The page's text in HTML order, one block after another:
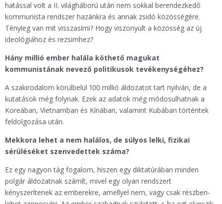
hatással volt a II. világháború után nem sokkal berendezkedő
kommunista rendszer hazánkra és annak zsidó közösségére.
Tényleg van mit visszasírni? Hogy viszonyult a közösség az új
ideológiához és rezsimhez?
Hány millió ember halála köthető magukat
kommunistának nevező politikusok tevékenységéhez?
A szakirodalom körülbelül 100 millió áldozatot tart nyilván, de a
kutatások még folynak. Ezek az adatok még módosulhatnak a
Koreában, Vietnamban és Kínában, valamint Kubában történtek
feldolgozása után.
Mekkora lehet a nem halálos, de súlyos lelki, fizikai
sérüléséket szenvedettek száma?
Ez egy nagyon tág fogalom, hiszen egy diktatúrában minden
polgár áldozatnak számít, mivel egy olyan rendszert
kényszerítenek az emberekre, amellyel nem, vagy csak részben-